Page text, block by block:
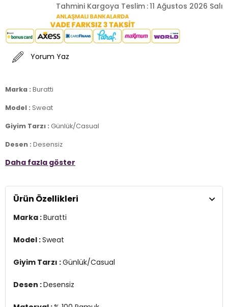
Tahmini Kargoya Teslim :11 Ağustos 2026 Salı
Yorum Yaz
Marka : Buratti
Model : Sweat
Giyim Tarzı : Günlük/Casual
Desen : Desensiz
Materyal :% 100 Pamuk
Kol Bilgisi :Uzun Kol
Kalıp Bilgisi :Slim Fit
Manken Ölçüsü :
Basen : 100 cm / Beden : L
Üretim Yeri :Türkiye
Daha fazla göster
Ürün Özellikleri
Marka :Buratti
Model :Sweat
Giyim Tarzı :Günlük/Casual
Desen :Desensiz